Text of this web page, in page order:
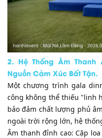
​2. Hệ Thống Âm Thanh
Nguồn Cảm Xúc Bất Tận.
​Một chương trình gala
công không thể thiếu "linh
bảo đảm chất lượng phủ
ngoài trời rộng lớn, hệ
​Âm thanh đỉnh cao: Cặp